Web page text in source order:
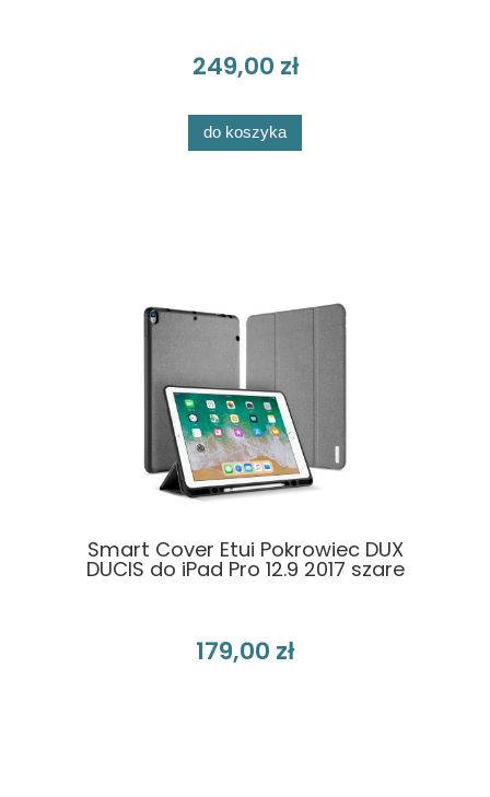
249,00 zł
do koszyka
Smart Cover Etui Pokrowiec DUX
DUCIS do iPad Pro 12.9 2017 szare
179,00 zł